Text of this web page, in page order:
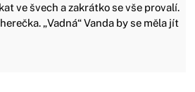
ve švech a zakrátko se vše provalí.
„Vadná“ Vanda by se měla jít